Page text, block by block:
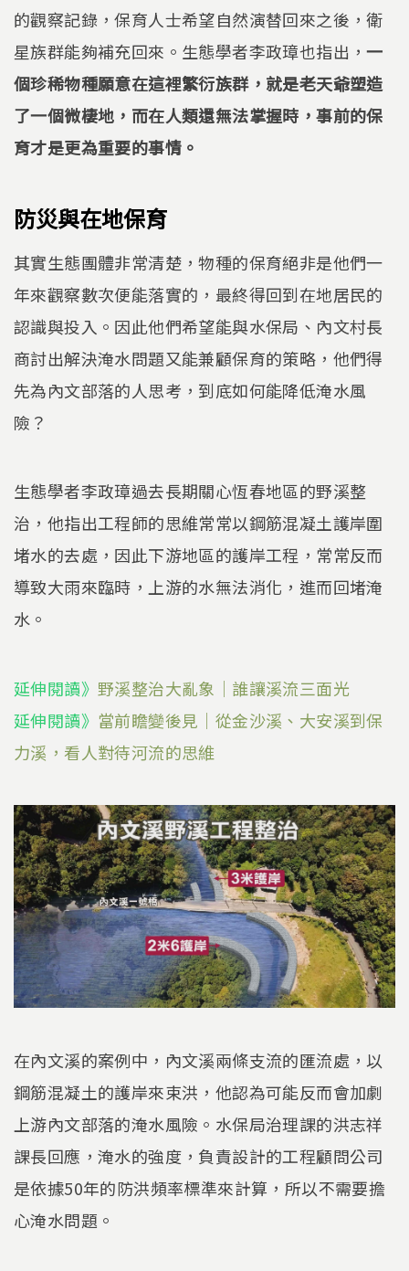
的觀察記錄，保育人士希望自然演替回來之後，衛
星族群能夠補充回來。生態學者李政璋也指出，一
個珍稀物種願意在這裡繁衍族群，就是老天爺塑造
了一個微棲地，而在人類還無法掌握時，事前的保
育才是更為重要的事情。
防災與在地保育
其實生態團體非常清楚，物種的保育絕非是他們一
年來觀察數次便能落實的，最終得回到在地居民的
認識與投入。因此他們希望能與水保局、內文村長
商討出解決淹水問題又能兼顧保育的策略，他們得
先為內文部落的人思考，到底如何能降低淹水風
險？
生態學者李政璋過去長期關心恆春地區的野溪整
治，他指出工程師的思維常常以鋼筋混凝土護岸圍
堵水的去處，因此下游地區的護岸工程，常常反而
導致大雨來臨時，上游的水無法消化，進而回堵淹
水。
延伸閱讀》 野溪整治大亂象｜誰讓溪流三面光
延伸閱讀》 當前瞻變後見｜從金沙溪、大安溪到保
力溪，看人對待河流的思維
在內文溪的案例中，內文溪兩條支流的匯流處，以
鋼筋混凝土的護岸來束洪，他認為可能反而會加劇
上游內文部落的淹水風險。水保局治理課的洪志祥
課長回應，淹水的強度，負責設計的工程顧問公司
是依據50年的防洪頻率標準來計算，所以不需要擔
心淹水問題。